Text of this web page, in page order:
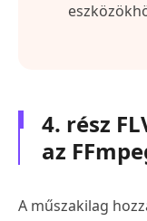
4. rész
az
A műszakilag